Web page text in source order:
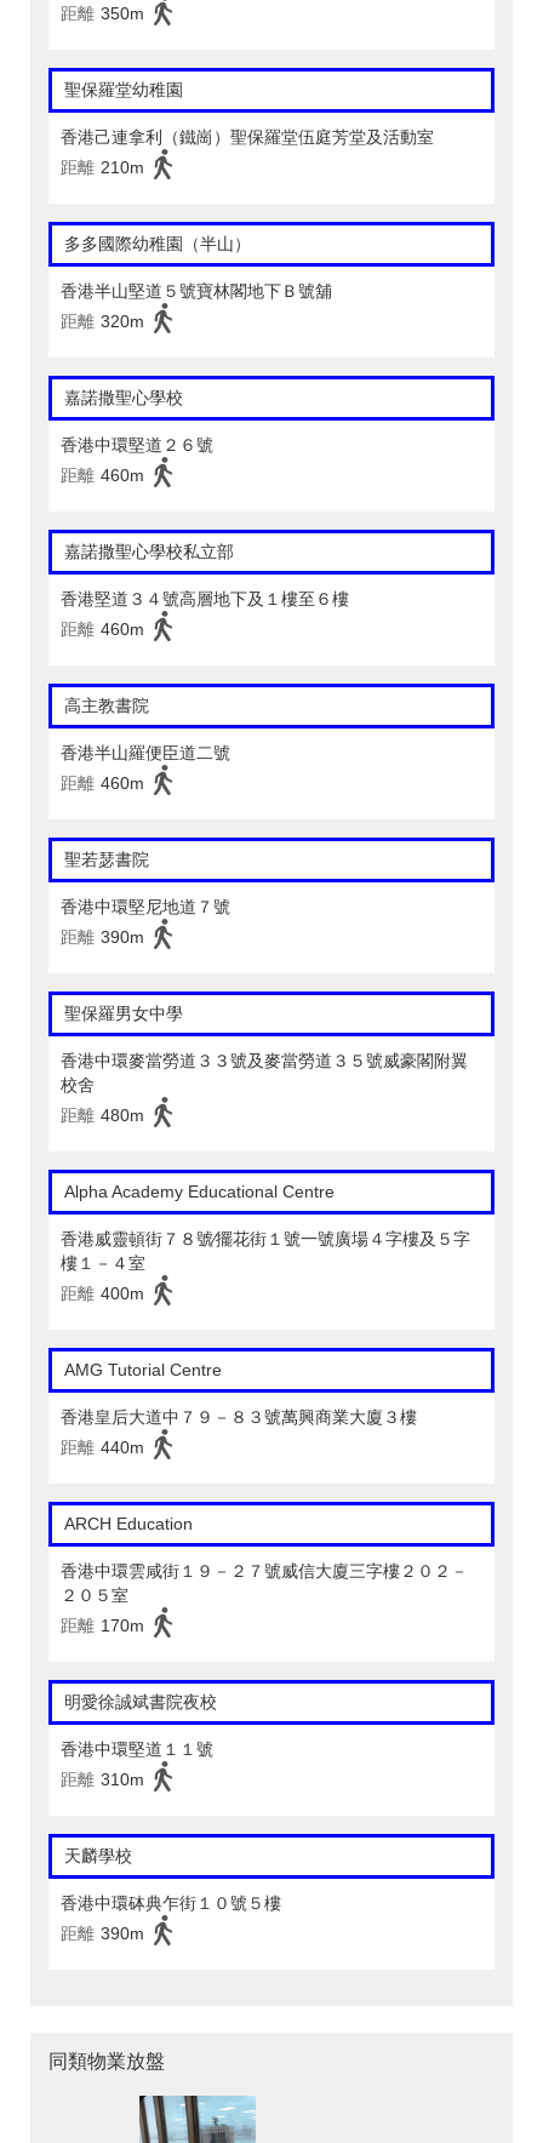
距離 350m
聖保羅堂幼稚園
香港己連拿利（鐵崗）聖保羅堂伍庭芳堂及活動室
距離 210m
多多國際幼稚園（半山）
香港半山堅道５號寶林閣地下Ｂ號舖
距離 320m
嘉諾撒聖心學校
香港中環堅道２６號
距離 460m
嘉諾撒聖心學校私立部
香港堅道３４號高層地下及１樓至６樓
距離 460m
高主教書院
香港半山羅便臣道二號
距離 460m
聖若瑟書院
香港中環堅尼地道７號
距離 390m
聖保羅男女中學
香港中環麥當勞道３３號及麥當勞道３５號威豪閣附翼
校舍
距離 480m
Alpha Academy Educational Centre
香港威靈頓街７８號∕擺花街１號一號廣場４字樓及５字
樓１－４室
距離 400m
AMG Tutorial Centre
香港皇后大道中７９－８３號萬興商業大廈３樓
距離 440m
ARCH Education
香港中環雲咸街１９－２７號威信大廈三字樓２０２－
２０５室
距離 170m
明愛徐誠斌書院夜校
香港中環堅道１１號
距離 310m
天麟學校
香港中環砵典乍街１０號５樓
距離 390m
同類物業放盤